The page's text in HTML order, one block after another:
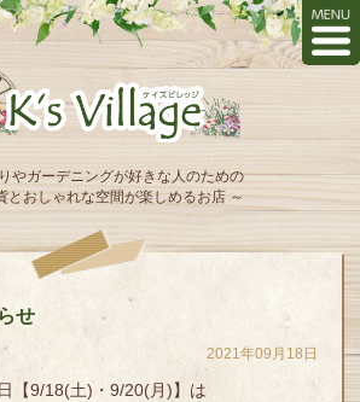
やガーデニングが好きな人のための
とおしゃれな空間が楽しめるお店 ～
せ
2021年09月18日
【9/18(土)・9/20(月)】は